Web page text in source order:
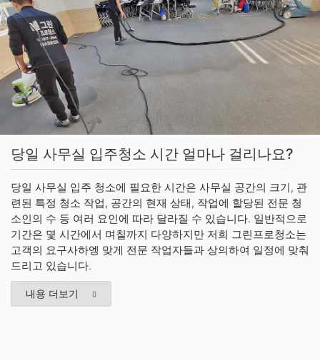
당일 사무실 입주청소 시간 얼마나 걸리나요?
당일 사무실 입주 청소에 필요한 시간은 사무실 공간의 크기, 관
련된 특정 청소 작업, 공간의 현재 상태, 작업에 할당된 전문 청
소인의 수 등 여러 요인에 따라 달라질 수 있습니다. 일반적으로
기간은 몇 시간에서 며칠까지 다양하지만 저희 그린프로청소는
고객의 요구사하엥 맞게 전문 작업자들과 상의하여 일정에 맞춰
드리고 있습니다.
내용 더보기